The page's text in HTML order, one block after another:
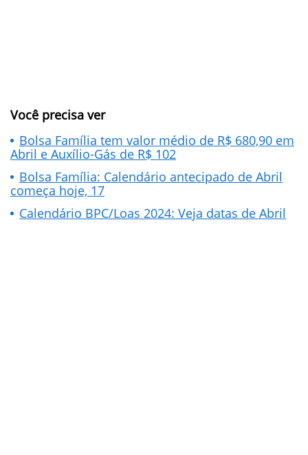
Você precisa ver
Bolsa Família tem valor médio de R$ 680,90 em
Abril e Auxílio-Gás de R$ 102
Bolsa Família: Calendário antecipado de Abril
começa hoje, 17
Calendário BPC/Loas 2024: Veja datas de Abril